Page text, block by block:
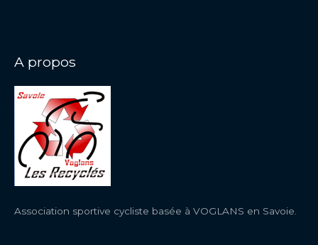
A propos
Association sportive cycliste basée à VOGLANS en Savoie.